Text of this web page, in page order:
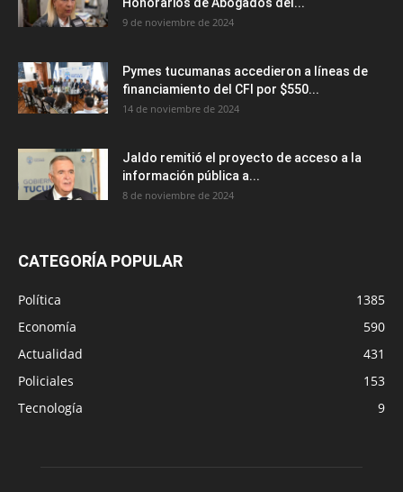
Honorarios de Abogados del...
9 de noviembre de 2024
Pymes tucumanas accedieron a líneas de
financiamiento del CFI por $550...
14 de noviembre de 2024
Jaldo remitió el proyecto de acceso a la
información pública a...
8 de noviembre de 2024
CATEGORÍA POPULAR
Política
1385
Economía
590
Actualidad
431
Policiales
153
Tecnología
9